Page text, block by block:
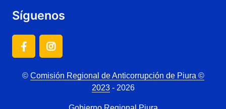
Síguenos
© Comisión Regional de Anticorrupción de Piura ©
2023- 2026